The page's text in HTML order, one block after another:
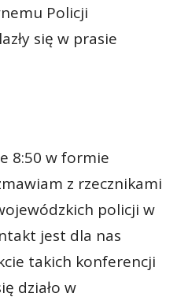
Policji
się w prasie
8:50 w formie
z rzecznikami
policji w
jest dla nas
takich konferencji
działo w